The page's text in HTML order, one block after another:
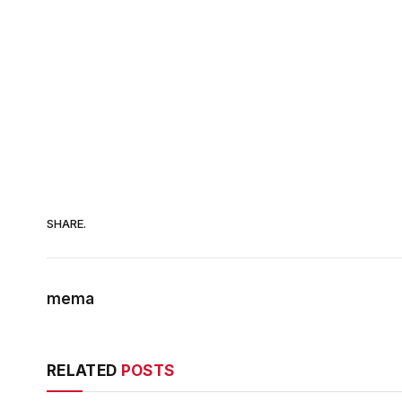
SHARE.
mema
RELATED POSTS